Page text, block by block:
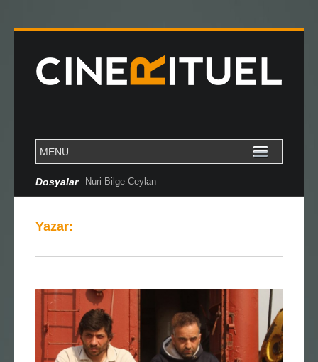
Dosyalar Nuri Bilge Ceylan
Yazar: